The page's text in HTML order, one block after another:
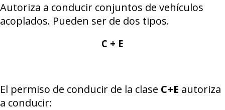
Autoriza a conducir conjuntos de vehículos
acoplados. Pueden ser de dos tipos.
C + E
El permiso de conducir de la clase C+E autoriza
a conducir: